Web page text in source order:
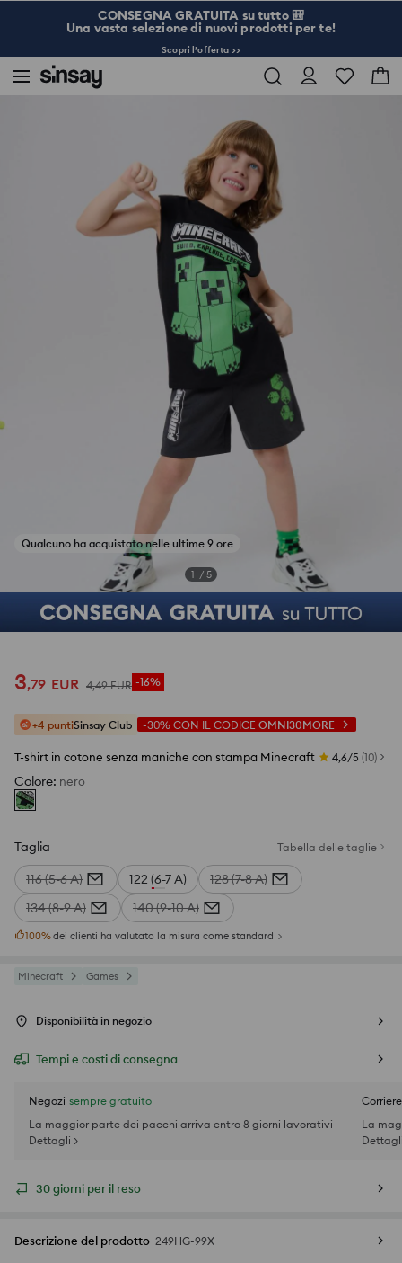
CONSEGNA GRATUITA su tutto 🎒
Una vasta selezione di nuovi prodotti per te!
Scopri l’offerta >>
T-shirt in cotone senza maniche con stampa Minecraft
Qualcuno ha acquistato nelle ultime 9 ore
1 / 5
3,79 EUR 4,49 EUR -16%
+4 puntiSinsay Club -30% CON IL CODICE OMNI30MORE
T-shirt in cotone senza maniche con stampa Minecraft 4,6/5 (10)
Colore: nero
Taglia Tabella delle taglie
116 (5-6 A) 122 (6-7 A)
128 (7-8 A)
134 (8-9 A)
140 (9-10 A)
100%dei clienti ha valutato la misura come standard
Minecraft Games
Disponibilità in negozio
Tempi e costi di consegna
Negozi sempre gratuito
La maggior parte dei pacchi arriva entro 8 giorni lavorativi
Dettagli >
La
30 giorni per il reso
Descrizione del prodotto 249HG-99X